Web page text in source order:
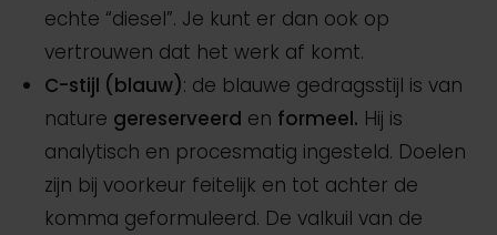
echte “diesel”. Je kunt er dan ook op
vertrouwen dat het werk af komt.
C-stijl (blauw): de blauwe gedragsstijl is van
nature gereserveerd en formeel. Hij is
analytisch en procesmatig ingesteld. Doelen
zijn bij voorkeur feitelijk en tot achter de
komma geformuleerd. De valkuil van de